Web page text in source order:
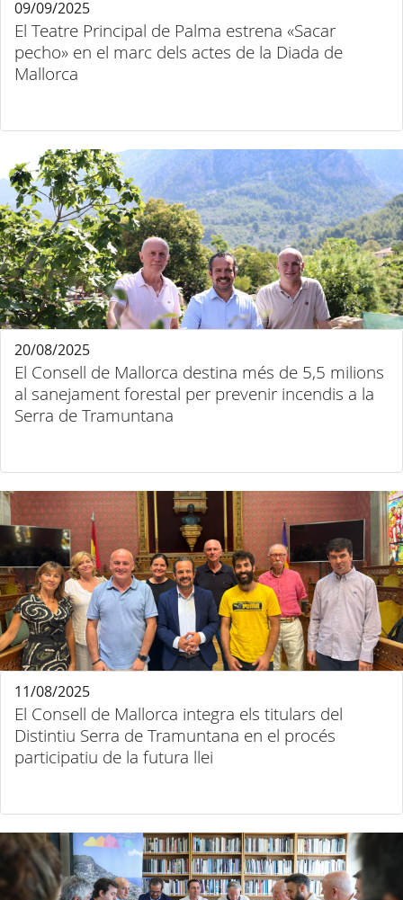
El Teatre Principal de Palma estrena «Sacar
pecho» en el marc dels actes de la Diada de
Mallorca
09/09/2025
El Consell de Mallorca destina més de 5,5 milions
al sanejament forestal per prevenir incendis a la
Serra de Tramuntana
20/08/2025
El Consell de Mallorca integra els titulars del
Distintiu Serra de Tramuntana en el procés
participatiu de la futura llei
11/08/2025